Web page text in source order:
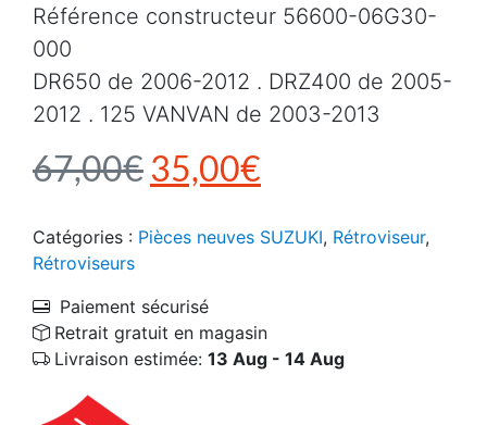
67,00€ Le prix initial était :
35,00€
Référence constructeur 56600-06G30-
000
DR650 de 2006-2012 . DRZ400 de 2005-
2012 . 125 VANVAN de 2003-2013
Catégories : Pièces neuves SUZUKI, Rétroviseur,
Rétroviseurs
Paiement sécurisé
Retrait gratuit en magasin
Livraison estimée: 13 Aug - 14 Aug